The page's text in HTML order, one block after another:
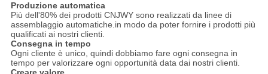
Produzione automatica
Più dell'80% dei prodotti CNJWY sono realizzati da linee di
assemblaggio automatiche.in modo da poter fornire i prodotti più
qualificati ai nostri clienti.
Consegna in tempo
Ogni cliente è unico, quindi dobbiamo fare ogni consegna in
tempo per valorizzare ogni opportunità data dai nostri clienti.